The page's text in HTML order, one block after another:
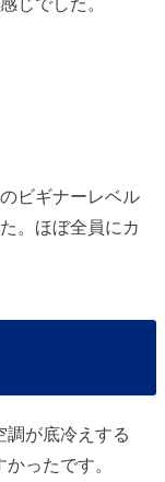
ビギナーレベル
。ほぼ全員にカ
調が底冷えする
ったです。